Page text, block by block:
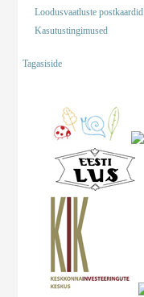
Loodusvaatluste postkaardid
Kasutustingimused
Tagasiside